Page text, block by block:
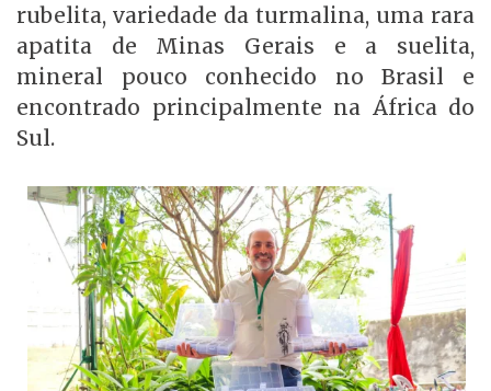
rubelita, variedade da turmalina, uma rara
apatita de Minas Gerais e a suelita,
mineral pouco conhecido no Brasil e
encontrado principalmente na África do
Sul.